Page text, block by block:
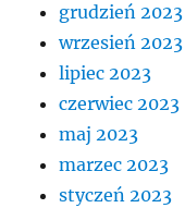
grudzień 2023
wrzesień 2023
lipiec 2023
czerwiec 2023
maj 2023
marzec 2023
styczeń 2023